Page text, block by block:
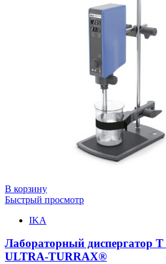
В корзину
Быстрый просмотр
IKA
Лабораторный диспергатор T
ULTRA-TURRAX®